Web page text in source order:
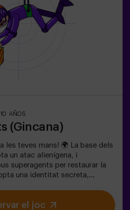
AÑOS
(Gincana)
les teves mans! 🌍 La base dels
un atac alienígena, i
superagents per restaurar la
una identitat secreta,
enfrontar qualsevol
compta!Estàs preparat per
el joc